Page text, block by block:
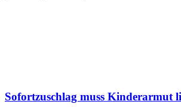
Sofortzuschlag muss Kinderarmut